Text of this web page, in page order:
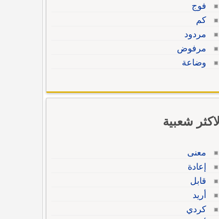
فوج
كم
مردود
مرفوض
وضاعة
شعبية
معنى
إعادة
قابل
أريد
كردي